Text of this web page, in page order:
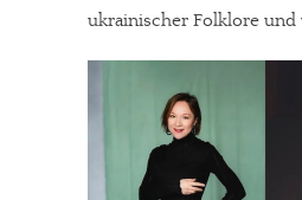
ukrainischer Folklore und